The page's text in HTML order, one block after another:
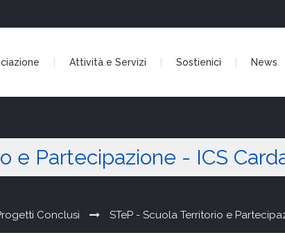
Attività e Servizi Sostienici News
e Partecipazione - ICS
Conclusi STeP - Scuola Territorio e